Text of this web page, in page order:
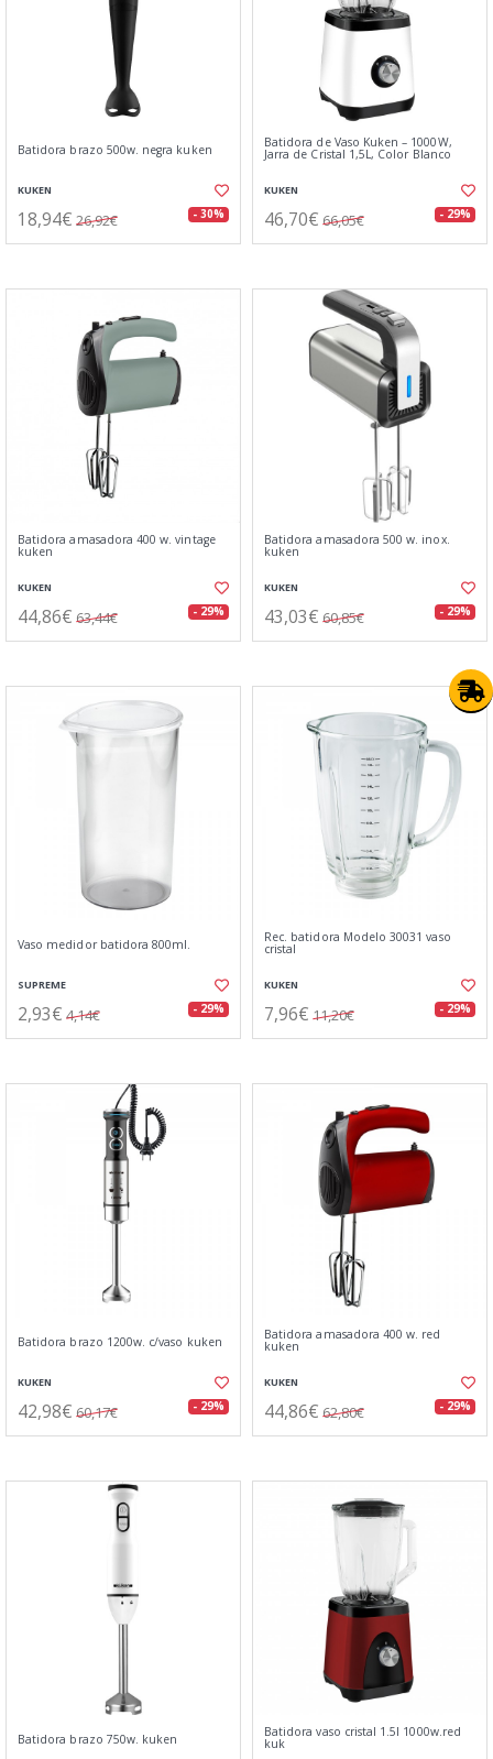
Batidora brazo 500w. negra kuken
KUKEN
18,94€ 26,92€ - 30%
Batidora de Vaso Kuken – 1000W,
Jarra de Cristal 1,5L, Color Blanco
KUKEN
46,70€ 66,05€ - 29%
Batidora amasadora 400 w. vintage
kuken
KUKEN
44,86€ 63,44€ - 29%
Batidora amasadora 500 w. inox.
kuken
KUKEN
43,03€ 60,85€ - 29%
Vaso medidor batidora 800ml.
SUPREME
2,93€ 4,14€ - 29%
Rec. batidora Modelo 30031 vaso
cristal
KUKEN
7,96€ 11,20€ - 29%
Batidora brazo 1200w. c/vaso kuken
KUKEN
42,98€ 60,17€ - 29%
Batidora amasadora 400 w. red
kuken
KUKEN
44,86€ 62,80€ - 29%
Batidora brazo 750w. kuken Batidora vaso cristal 1.5l 1000w.red
kuk